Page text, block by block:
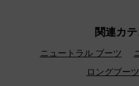
関連カ
ニュートラル ブーツ
ロングブーツ